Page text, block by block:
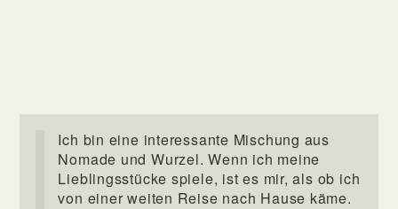
Ich bin eine interessante Mischung aus
Nomade und Wurzel. Wenn ich meine
Lieblingsstücke spiele, ist es mir, als ob ich
von einer weiten Reise nach Hause käme.